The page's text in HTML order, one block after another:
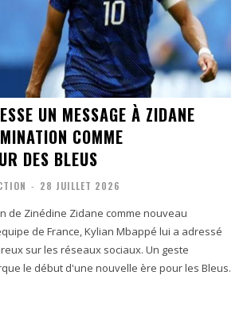
UN MESSAGE À ZIDANE
COMME
DES BLEUS
- 28 JUILLET 2026
de Zinédine Zidane comme nouveau
de France, Kylian Mbappé lui a adressé
sur les réseaux sociaux. Un geste
le début d'une nouvelle ère pour les Bleus.